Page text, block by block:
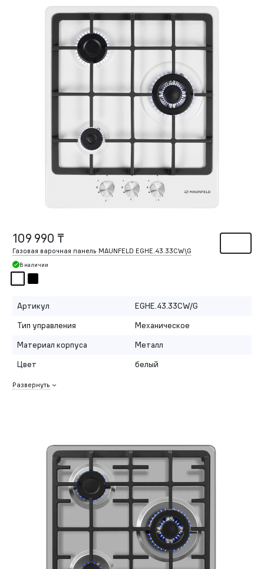
109 990 ₸
Газовая варочная панель MAUNFELD EGHE.43.33CW\G
В наличии
Артикул
EGHE.43.33CW/G
Тип управления
Механическое
Материал корпуса
Металл
Цвет
белый
Развернуть